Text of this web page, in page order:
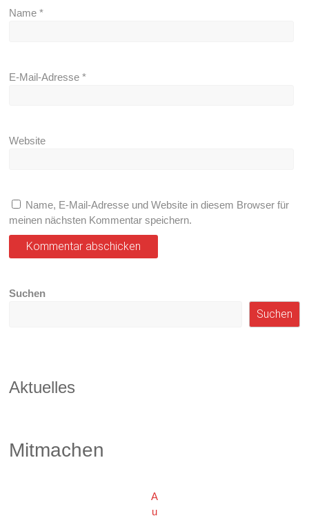
Name*
E-Mail-Adresse*
Website
Name, E-Mail-Adresse und Website in diesem Browser für
meinen nächsten Kommentar speichern.
Suchen
Suchen
Aktuelles
Mitmachen
A
u